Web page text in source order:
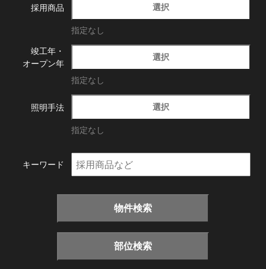
採用商品 選択
指定なし
竣工年・
オープン年
選択
指定なし
照明手法 選択
指定なし
キーワード
物件検索
部位検索